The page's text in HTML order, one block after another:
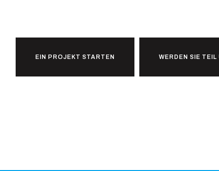
EIN PROJEKT STARTEN WERDEN SIE